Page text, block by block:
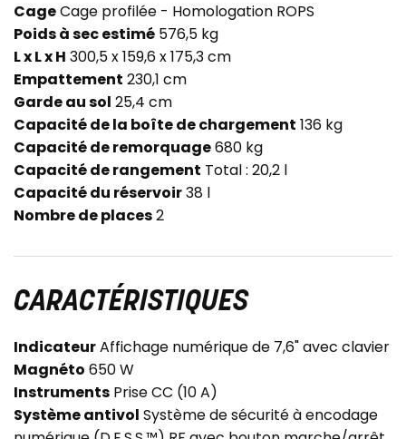
CageCage profilée - Homologation ROPS
Poids à sec estimé 576,5 kg
L x L x H 300,5 x 159,6 x 175,3 cm
Empattement 230,1 cm
Garde au sol 25,4 cm
Capacité de la boîte de chargement 136 kg
Capacité de remorquage680 kg
Capacité de rangement Total : 20,2 l
Capacité du réservoir38 l
Nombre de places2
CARACTÉRISTIQUES
IndicateurAffichage numérique de 7,6" avec clavier
Magnéto 650 W
Instruments Prise CC (10 A)
Système antivol Système de sécurité à encodage